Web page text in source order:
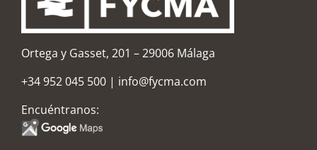
Ortega y Gasset, 201 – 29006 Málaga
+34 952 045 500 | info@fycma.com
Encuéntranos: